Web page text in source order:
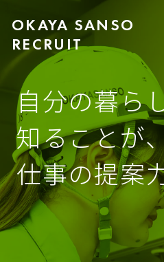
OKAYA SANSO
RECRUIT
自分の暮ら
知ることが
仕事の提案